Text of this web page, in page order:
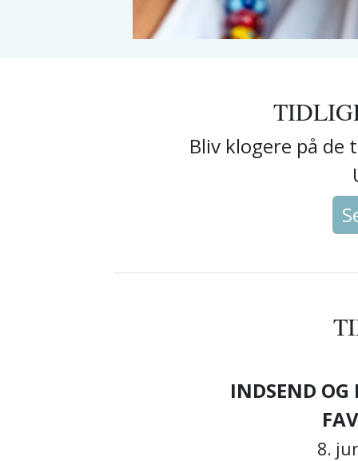
Bliv klogere på de
INDSEND OG
8.